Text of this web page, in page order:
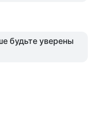
будьте уверены